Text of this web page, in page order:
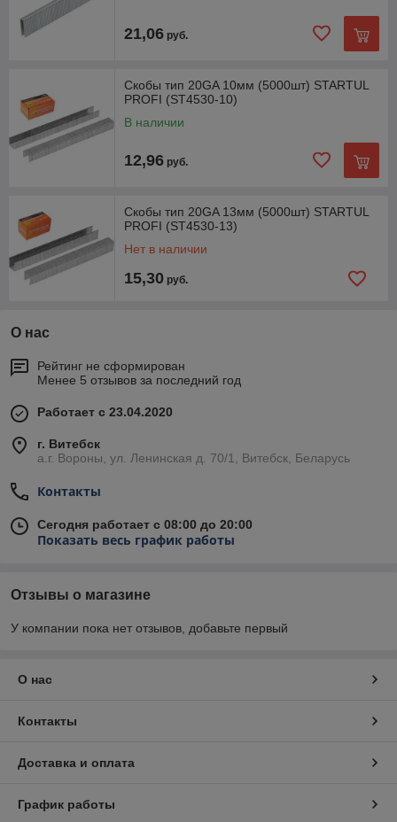
21,06 руб.
Скобы тип 20GA 10мм (5000шт) STARTUL
PROFI (ST4530-10)
В наличии
12,96 руб.
Скобы тип 20GA 13мм (5000шт) STARTUL
PROFI (ST4530-13)
Нет в наличии
15,30 руб.
О нас
Рейтинг не сформирован
Менее 5 отзывов за последний год
Работает с 23.04.2020
г. Витебск
а.г. Вороны, ул. Ленинская д. 70/1, Витебск, Беларусь
Контакты
Сегодня работает с 08:00 до 20:00
Показать весь график работы
Отзывы о магазине
У компании пока нет отзывов, добавьте первый
О нас
Контакты
Доставка и оплата
График работы